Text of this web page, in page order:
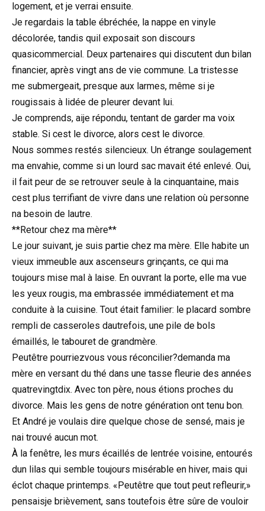
logement, et je verrai ensuite.
Je regardais la table ébréchée, la nappe en vinyle
décolorée, tandis quil exposait son discours
quasicommercial. Deux partenaires qui discutent dun bilan
financier, après vingt ans de vie commune. La tristesse
me submergeait, presque aux larmes, même si je
rougissais à lidée de pleurer devant lui.
Je comprends, aije répondu, tentant de garder ma voix
stable. Si cest le divorce, alors cest le divorce.
Nous sommes restés silencieux. Un étrange soulagement
ma envahie, comme si un lourd sac mavait été enlevé. Oui,
il fait peur de se retrouver seule à la cinquantaine, mais
cest plus terrifiant de vivre dans une relation où personne
na besoin de lautre.
**Retour chez ma mère**
Le jour suivant, je suis partie chez ma mère. Elle habite un
vieux immeuble aux ascenseurs grinçants, ce qui ma
toujours mise mal à laise. En ouvrant la porte, elle ma vue
les yeux rougis, ma embrassée immédiatement et ma
conduite à la cuisine. Tout était familier: le placard sombre
rempli de casseroles dautrefois, une pile de bols
émaillés, le tabouret de grandmère.
Peutêtre pourriezvous vous réconcilier?demanda ma
mère en versant du thé dans une tasse fleurie des années
quatrevingtdix. Avec ton père, nous étions proches du
divorce. Mais les gens de notre génération ont tenu bon.
Et André je voulais dire quelque chose de sensé, mais je
nai trouvé aucun mot.
À la fenêtre, les murs écaillés de lentrée voisine, entourés
dun lilas qui semble toujours misérable en hiver, mais qui
éclot chaque printemps. «Peutêtre que tout peut refleurir,»
pensaisje brièvement, sans toutefois être sûre de vouloir